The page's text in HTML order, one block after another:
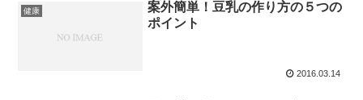
健康
案外簡単！豆乳の作り方の５つの
ポイント
2016.03.14